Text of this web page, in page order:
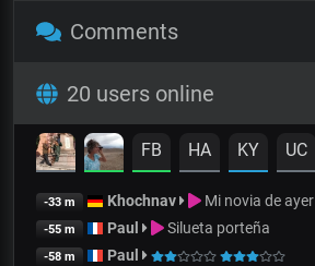
Comments
20 users online
FB HA KY UC
-33 m Khochnav Mi novia de ayer
-55 m Paul Silueta porteña
-58 m Paul